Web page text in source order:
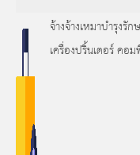
จ้างจ้างเหมาบำรุงรั
เครื่องปริ้นเตอร์ คอม